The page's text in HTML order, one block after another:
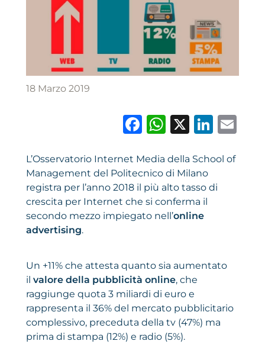
18 Marzo 2019
Facebook
X
L’Osservatorio Internet Media della School of
Management del Politecnico di Milano
registra per l’anno 2018 il più alto tasso di
crescita per Internet che si conferma il
secondo mezzo impiegato nell’online
advertising.
Un +11% che attesta quanto sia aumentato
il valore della pubblicità online, che
raggiunge quota 3 miliardi di euro e
rappresenta il 36% del mercato pubblicitario
complessivo, preceduta della tv (47%) ma
prima di stampa (12%) e radio (5%).